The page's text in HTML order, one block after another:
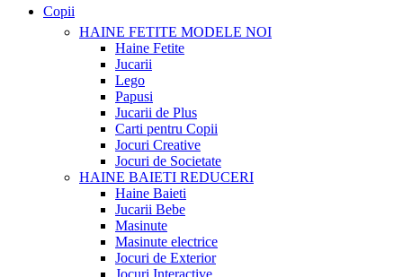
Copii
HAINE FETITE MODELE NOI
Haine Fetite
Jucarii
Lego
Papusi
Jucarii de Plus
Carti pentru Copii
Jocuri Creative
Jocuri de Societate
HAINE BAIETI REDUCERI
Haine Baieti
Jucarii Bebe
Masinute
Masinute electrice
Jocuri de Exterior
Jocuri Interactive